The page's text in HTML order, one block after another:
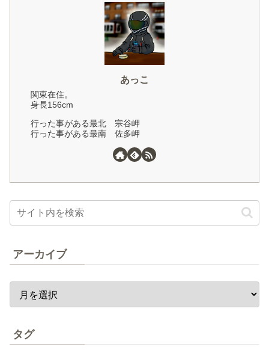
あっこ
関東在住。
身長156cm
行った事がある最北 宗谷岬
行った事がある最南 佐多岬
アーカイブ
タグ